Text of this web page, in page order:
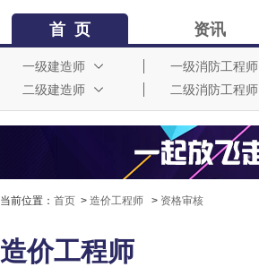
首 页
一级建造师 一级消防工程师
二级建造师
二级消防工程师
资讯
当前位置： 首页 > 造价工程师 > 资格审核
造价工程师